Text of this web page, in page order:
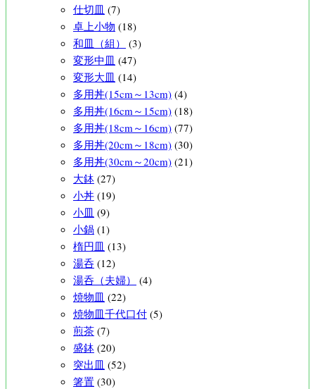
仕切皿 (7)
卓上小物 (18)
和皿（組）
(3)
変形中皿 (47)
変形大皿 (14)
多用丼(15cm～13cm) (4)
多用丼(16cm～15cm) (18)
多用丼(18cm～16cm) (77)
多用丼(20cm～18cm) (30)
多用丼(30cm～20cm) (21)
大鉢 (27)
小丼 (19)
小皿 (9)
小鍋 (1)
楕円皿 (13)
湯呑 (12)
湯呑（夫婦）
(4)
焼物皿 (22)
焼物皿千代口付 (5)
煎茶 (7)
盛鉢 (20)
突出皿 (52)
箸置 (30)